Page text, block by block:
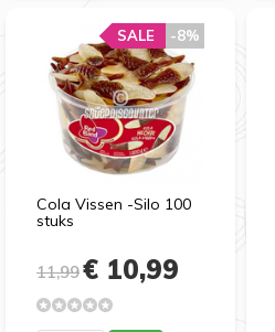
Cola Vissen -Silo 100
stuks
-8%
SALE
11,99€ 10,99